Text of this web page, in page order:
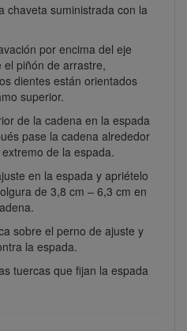
chaveta suministrada con la
por encima del eje
piñón de arrastre,
dientes están orientados
superior.
de la cadena en la espada
pase la cadena alrededor
de la espada.
en la espada y apriételo
de 3,8 cm – 6,3 cm en
sobre el perno de ajuste y
la espada.
tuercas que fijan la espada